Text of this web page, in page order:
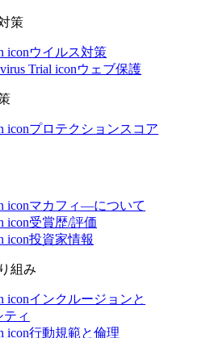
策
ウイルス対策
ウェブ保護
プロテクションスコア
マカフィ―について
受賞歴/評価
投資家情報
組み
インクルージョンと
ティ
行動規範と倫理